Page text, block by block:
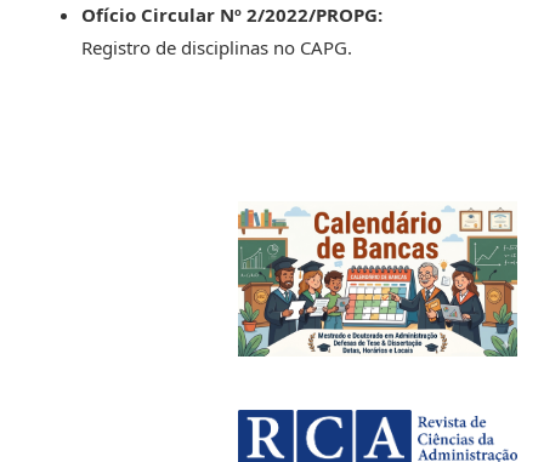
Ofício Circular Nº 2/2022/PROPG:
Registro de disciplinas no CAPG.